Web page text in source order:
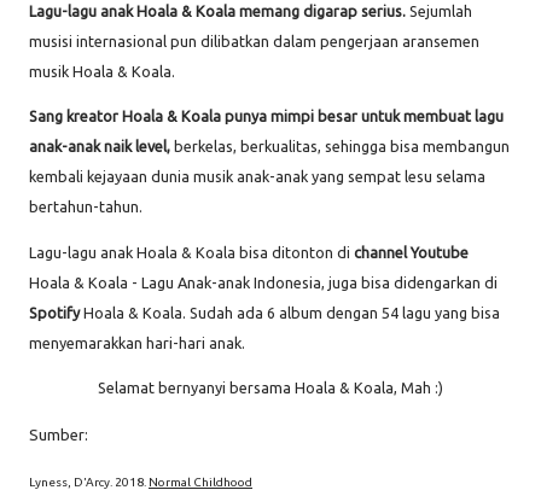
Lagu-lagu anak Hoala & Koala memang digarap serius. Sejumlah
musisi internasional pun dilibatkan dalam pengerjaan aransemen
musik Hoala & Koala.
Sang kreator Hoala & Koala punya mimpi besar untuk membuat lagu
anak-anak naik level, berkelas, berkualitas, sehingga bisa membangun
kembali kejayaan dunia musik anak-anak yang sempat lesu selama
bertahun-tahun.
Lagu-lagu anak Hoala & Koala bisa ditonton di channel Youtube
Hoala & Koala - Lagu Anak-anak Indonesia, juga bisa didengarkan di
SpotifyHoala & Koala. Sudah ada 6 album dengan 54 lagu yang bisa
menyemarakkan hari-hari anak.
Selamat bernyanyi bersama Hoala & Koala, Mah :)
Sumber:
Lyness, D'Arcy. 2018. Normal Childhood